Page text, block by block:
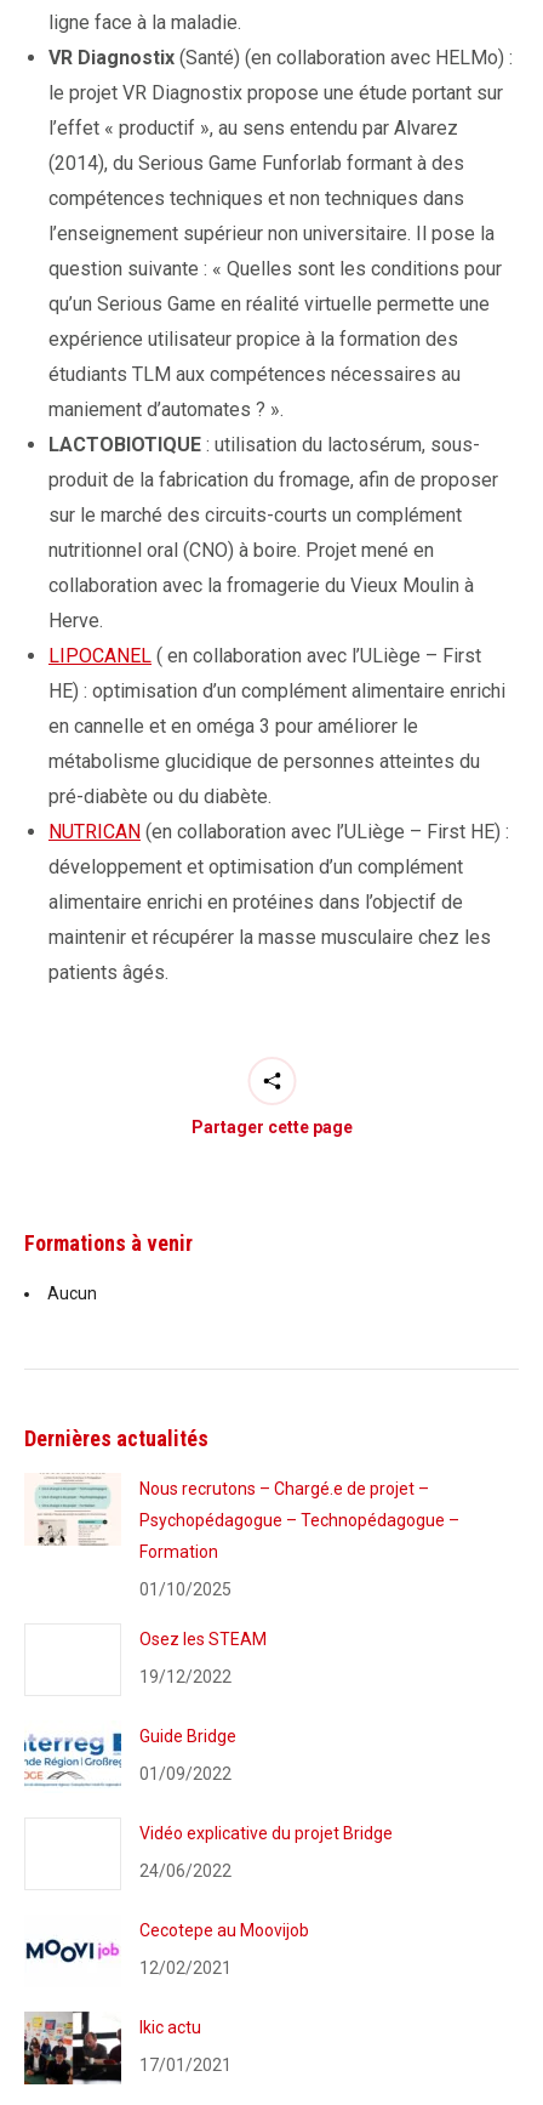
ligne face à la maladie.
VR Diagnostix (Santé) (en collaboration avec HELMo) :
le projet VR Diagnostix propose une étude portant sur
l’effet « productif », au sens entendu par Alvarez
(2014), du Serious Game Funforlab formant à des
compétences techniques et non techniques dans
l’enseignement supérieur non universitaire. Il pose la
question suivante : « Quelles sont les conditions pour
qu’un Serious Game en réalité virtuelle permette une
expérience utilisateur propice à la formation des
étudiants TLM aux compétences nécessaires au
maniement d’automates ? ».
LACTOBIOTIQUE : utilisation du lactosérum, sous-
produit de la fabrication du fromage, afin de proposer
sur le marché des circuits-courts un complément
nutritionnel oral (CNO) à boire. Projet mené en
collaboration avec la fromagerie du Vieux Moulin à
Herve.
LIPOCANEL ( en collaboration avec l’ULiège – First
HE) : optimisation d’un complément alimentaire enrichi
en cannelle et en oméga 3 pour améliorer le
métabolisme glucidique de personnes atteintes du
pré-diabète ou du diabète.
NUTRICAN (en collaboration avec l’ULiège – First HE) :
développement et optimisation d’un complément
alimentaire enrichi en protéines dans l’objectif de
maintenir et récupérer la masse musculaire chez les
patients âgés.
Partager cette page
Formations à venir
Aucun
Dernières actualités
Nous recrutons – Chargé.e de projet –
Psychopédagogue – Technopédagogue –
Formation
01/10/2025
Osez les STEAM
19/12/2022
Guide Bridge
01/09/2022
Vidéo explicative du projet Bridge
24/06/2022
Cecotepe au Moovijob
12/02/2021
Ikic actu
17/01/2021